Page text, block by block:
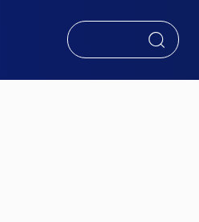
RECHERCHER